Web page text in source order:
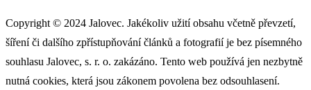
Copyright © 2024 Jalovec. Jakékoliv užití obsahu včetně převzetí,
šíření či dalšího zpřístupňování článků a fotografií je bez písemného
souhlasu Jalovec, s. r. o. zakázáno. Tento web používá jen nezbytně
nutná cookies, která jsou zákonem povolena bez odsouhlasení.